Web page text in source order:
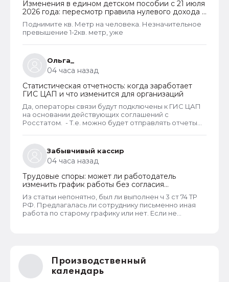
Изменения в едином детском пособии с 21 июля
2026 года: пересмотр правила нулевого дохода и
новый порядок оформления пособий по месту
пребывания
Поднимите кв. Метр на человека. Незначительное
превышение 1-2кв. метр, уже
Ольга_
04 часа назад
Статистическая отчетность: когда заработает
ГИС ЦАП и что изменится для организаций
Да, операторы связи будут подключены к ГИС ЦАП
на основании действующих соглашений с
Росстатом. - Т.е. можно будет отправлять отчеты
Забывчивый кассир
04 часа назад
Трудовые споры: может ли работодатель
изменить график работы без согласия
сотрудника
Из статьи непонятно, был ли выполнен ч 3 ст 74 ТР
РФ. Предлагалась ли сотруднику письменно иная
работа по старому графику или нет. Если не
желанию или соглашению сторон).
Производственный
календарь